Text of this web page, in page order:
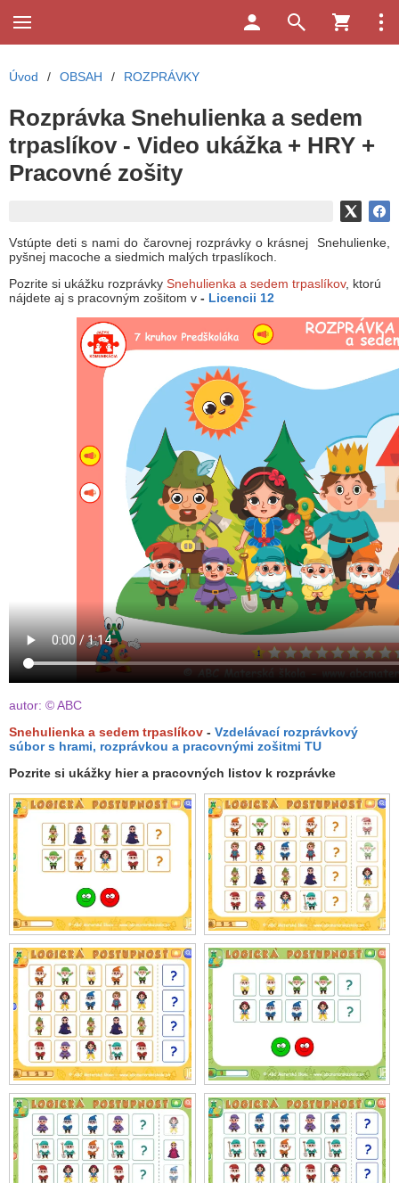
Úvod / OBSAH / ROZPRÁVKY
Rozprávka Snehulienka a sedem
trpaslíkov - Video ukážka + HRY +
Pracovné zošity
Vstúpte deti s nami do čarovnej rozprávky o krásnej Snehulienke,
pyšnej macoche a siedmich malých trpaslíkoch.
Pozrite si ukážku rozprávky Snehulienka a sedem trpaslíkov, ktorú
nájdete aj s pracovným zošitom v - Licencii 12
autor: © ABC
Snehulienka a sedem trpaslíkov - Vzdelávací rozprávkový
súbor s hrami, rozprávkou a pracovnými zošitmi TU
Pozrite si ukážky hier a pracovných listov k rozprávke